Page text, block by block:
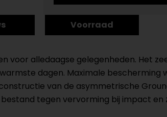
Voorraad
alledaagse gelegenheden. Het
dagen. Maximale bescherming
van de asymmetrische
tegen vervorming bij impact en